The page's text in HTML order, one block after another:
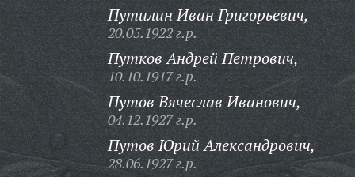
Путилин Иван Григорьевич,
20.05.1922 г.р.
Путков Андрей Петрович,
10.10.1917 г.р.
Путов Вячеслав Иванович,
04.12.1927 г.р.
Путов Юрий Александрович,
28.06.1927 г.р.